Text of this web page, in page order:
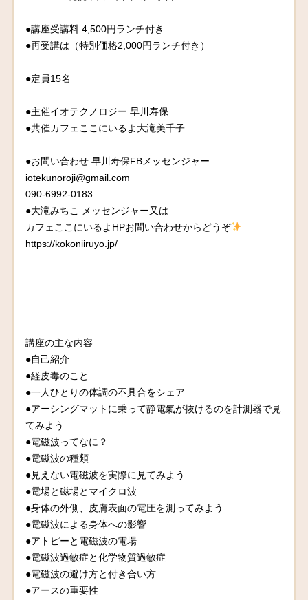
●講座受講料 4,500円ランチ付き
●再受講は（特別価格2,000円ランチ付き）
●定員15名
●主催イオテクノロジー 早川寿保
●共催カフェここにいるよ大滝美千子
●お問い合わせ 早川寿保FBメッセンジャー
iotekunoroji@gmail.com
090-6992-0183
●大滝みちこ メッセンジャー又は
カフェここにいるよHPお問い合わせからどうぞ
https://kokoniiruyo.jp/
講座の主な内容
●自己紹介
●経皮毒のこと
●一人ひとりの体調の不具合をシェア
●アーシングマットに乗って静電氣が抜けるのを計測器で見
てみよう
●電磁波ってなに？
●電磁波の種類
●見えない電磁波を実際に見てみよう
●電場と磁場とマイクロ波
●身体の外側、皮膚表面の電圧を測ってみよう
●電磁波による身体への影響
●アトピーと電磁波の電場
●電磁波過敏症と化学物質過敏症
●電磁波の避け方と付き合い方
●アースの重要性